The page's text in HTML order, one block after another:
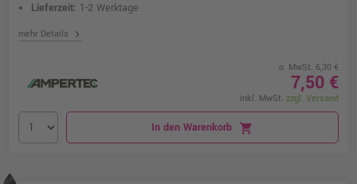
Lieferzeit: 1-2 Werktage
mehr Details chevron_right
o. MwSt. 6,30 €
7,50 €
inkl. MwSt. zzgl. Versand
In den Warenkorb shopping_cart